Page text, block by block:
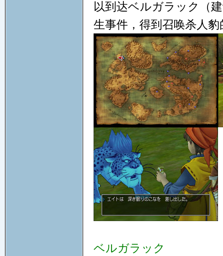
以到达ベルガラック（
生事件，得到召唤杀人
ベルガラック